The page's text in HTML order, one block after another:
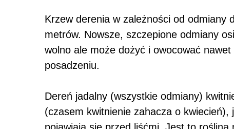
Krzew derenia w zależności od odmiany
metrów. Nowsze, szczepione odmiany
wolno ale może dożyć i owocować
posadzeniu.
Dereń jadalny (wszystkie odmiany)
(czasem kwitnienie zahacza o